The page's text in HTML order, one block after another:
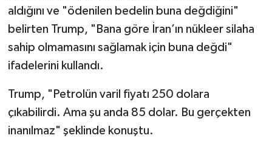
aldığını ve "ödenilen bedelin buna değdiğini"
belirten Trump, "Bana göre İran’ın nükleer silaha
sahip olmamasını sağlamak için buna değdi"
ifadelerini kullandı.
Trump, "Petrolün varil fiyatı 250 dolara
çıkabilirdi. Ama şu anda 85 dolar. Bu gerçekten
inanılmaz" şeklinde konuştu.